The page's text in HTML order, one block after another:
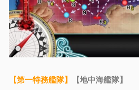
【第一特務艦隊】 【地中海艦隊】